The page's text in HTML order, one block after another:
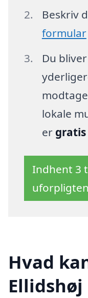
Beskriv
formular
Du
lokale
er gratis
Indhent 3
Hvad